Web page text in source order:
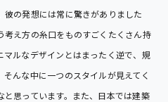
の発想には常に驚きがありました
考え方の糸口をものすごくたくさん持
ルなデザインとはまったく逆で、規
んな中に一つのスタイルが見えてく
思っています。また、日本では建築